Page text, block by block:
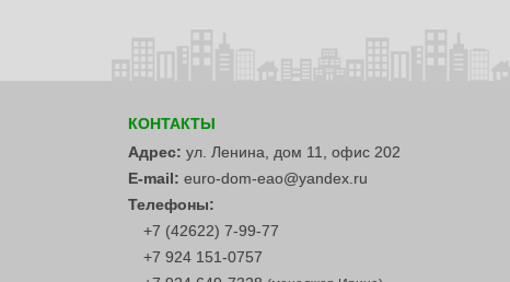
КОНТАКТЫ
Адрес: ул. Ленина, дом 11, офис 202
E-mail: euro-dom-eao@yandex.ru
Телефоны:
+7 (42622) 7-99-77
+7 924 151-0757